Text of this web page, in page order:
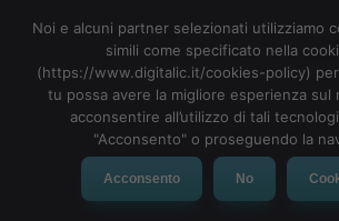
MENU
Noi e alcuni partner selezionati utilizziamo
simili come specificato nella
(https://www.digitalic.it/cookies-policy)
tu possa avere la migliore esperienza sul
acconsentire all’utilizzo di tali
"Acconsento" o proseguendo la
Acconsento No